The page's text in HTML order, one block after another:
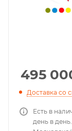
495
Доставка со
Есть в
день в